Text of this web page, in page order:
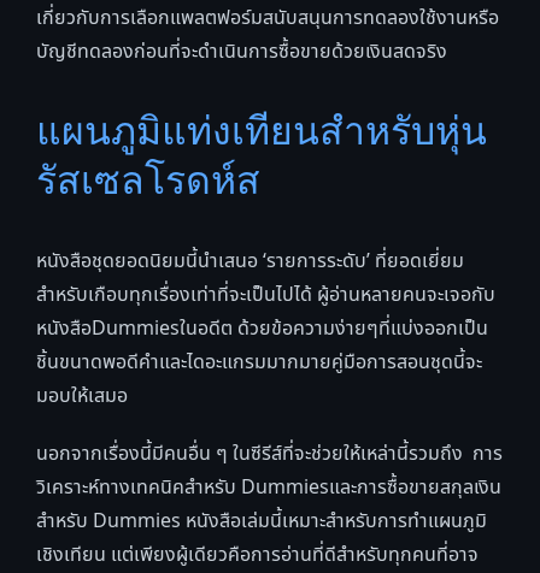
เกี่ยวกับการเลือกแพลตฟอร์มสนับสนุนการทดลองใช้งานหรือ
บัญชีทดลองก่อนที่จะดำเนินการซื้อขายด้วยเงินสดจริง
แผนภูมิแท่งเทียนสำหรับหุ่น
รัสเซลโรดห์ส
หนังสือชุดยอดนิยมนี้นำเสนอ ‘รายการระดับ’ ที่ยอดเยี่ยม
สำหรับเกือบทุกเรื่องเท่าที่จะเป็นไปได้ ผู้อ่านหลายคนจะเจอกับ
หนังสือDummiesในอดีต ด้วยข้อความง่ายๆที่แบ่งออกเป็น
ชิ้นขนาดพอดีคำและไดอะแกรมมากมายคู่มือการสอนชุดนี้จะ
มอบให้เสมอ
นอกจากเรื่องนี้มีคนอื่น ๆ ในซีรีส์ที่จะช่วยให้เหล่านี้รวมถึง การ
วิเคราะห์ทางเทคนิคสำหรับ Dummiesและการซื้อขายสกุลเงิน
สำหรับ Dummies หนังสือเล่มนี้เหมาะสำหรับการทำแผนภูมิ
เชิงเทียน แต่เพียงผู้เดียวคือการอ่านที่ดีสำหรับทุกคนที่อาจ